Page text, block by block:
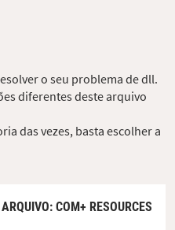
o seu problema de dll.
diferentes deste arquivo
das vezes, basta escolher a
: COM+ RESOURCES